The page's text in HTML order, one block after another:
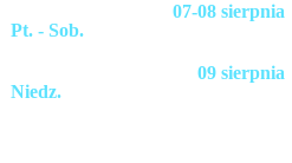
Pt. - Sob.
07-08 sierpnia
Niedz.
09 sierpnia